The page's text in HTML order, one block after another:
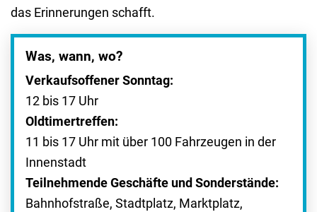
das Erinnerungen schafft.
Was, wann, wo?
Verkaufsoffener Sonntag:
12 bis 17 Uhr
Oldtimertreffen:
11 bis 17 Uhr mit über 100 Fahrzeugen in der
Innenstadt
Teilnehmende Geschäfte und Sonderstände:
Bahnhofstraße, Stadtplatz, Marktplatz,